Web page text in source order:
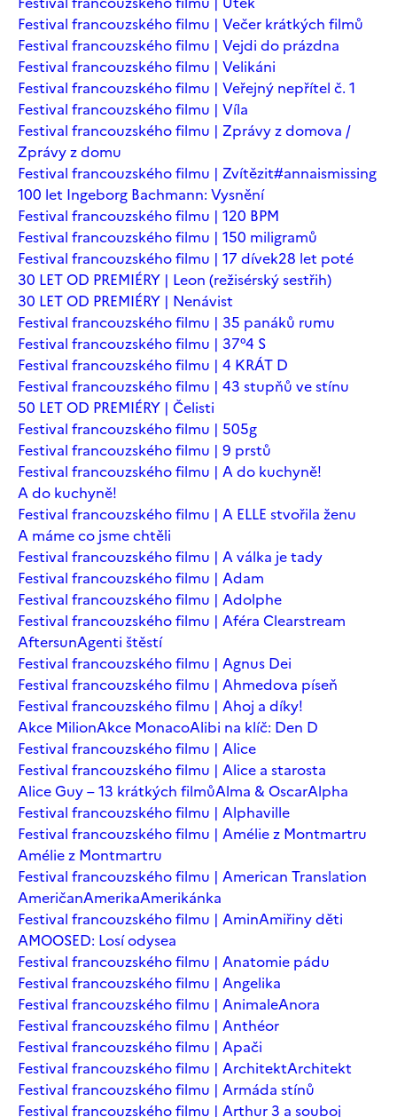
Festival francouzského filmu | Večer krátkých filmů
Festival francouzského filmu | Vejdi do prázdna
Festival francouzského filmu | Velikáni
Festival francouzského filmu | Veřejný nepřítel č. 1
Festival francouzského filmu | Víla
Festival francouzského filmu | Zprávy z domova /
Zprávy z domu
Festival francouzského filmu | Zvítězit#annaismissing
100 let Ingeborg Bachmann: Vysnění
Festival francouzského filmu | 120 BPM
Festival francouzského filmu | 150 miligramů
Festival francouzského filmu | 17 dívek28 let poté
30 LET OD PREMIÉRY | Leon (režisérský sestřih)
30 LET OD PREMIÉRY | Nenávist
Festival francouzského filmu | 35 panáků rumu
Festival francouzského filmu | 37°4 S
Festival francouzského filmu | 4 KRÁT D
Festival francouzského filmu | 43 stupňů ve stínu
50 LET OD PREMIÉRY | Čelisti
Festival francouzského filmu | 505g
Festival francouzského filmu | 9 prstů
Festival francouzského filmu | A do kuchyně!
A do kuchyně!
Festival francouzského filmu | A ELLE stvořila ženu
A máme co jsme chtěli
Festival francouzského filmu | A válka je tady
Festival francouzského filmu | Adam
Festival francouzského filmu | Adolphe
Festival francouzského filmu | Aféra Clearstream
AftersunAgenti štěstí
Festival francouzského filmu | Agnus Dei
Festival francouzského filmu | Ahmedova píseň
Festival francouzského filmu | Ahoj a díky!
Akce MilionAkce MonacoAlibi na klíč: Den D
Festival francouzského filmu | Alice
Festival francouzského filmu | Alice a starosta
Alice Guy – 13 krátkých filmůAlma & OscarAlpha
Festival francouzského filmu | Alphaville
Festival francouzského filmu | Amélie z Montmartru
Amélie z Montmartru
Festival francouzského filmu | American Translation
AmeričanAmerikaAmerikánka
Festival francouzského filmu | AminAmiřiny děti
AMOOSED: Losí odysea
Festival francouzského filmu | Anatomie pádu
Festival francouzského filmu | Angelika
Festival francouzského filmu | AnimaleAnora
Festival francouzského filmu | Anthéor
Festival francouzského filmu | Apači
Festival francouzského filmu | ArchitektArchitekt
Festival francouzského filmu | Armáda stínů
Festival francouzského filmu | Arthur 3 a souboj